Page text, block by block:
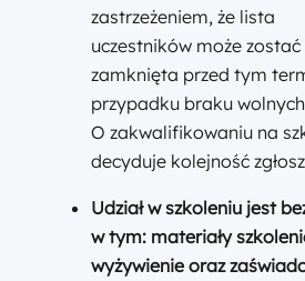
zastrzeżeniem, że lista
uczestników może zostać
zamknięta przed tym
przypadku braku
O zakwalifikowaniu na
decyduje kolejność
Udział w szkoleniu jest
w tym: materiały
wyżywienie oraz